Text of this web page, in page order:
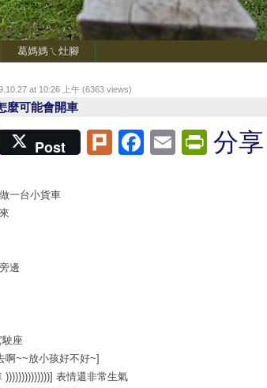
葛媽媽ㄟ灶腳
at 10:26 上午 (6363 views)
麼可能會開車
Post PlurkFacebook
Email分享
一台小貨車
邊
駛座
啊~~放小孩好不好~]
))))))))))))))] 表情還非常生氣